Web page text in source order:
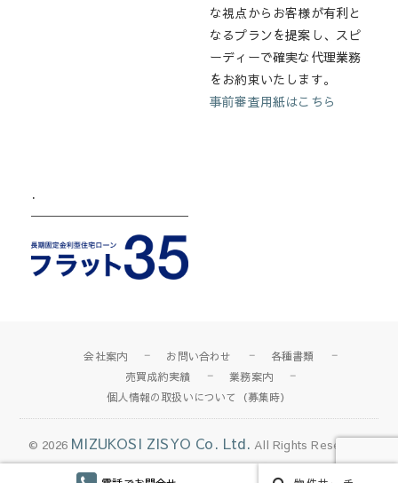
な視点からお客様が有利と
なるプランを提案し、スピ
ーディーで確実な代理業務
をお約束いたします。
事前審査用紙はこちら
.
会社案内 お問い合わせ
各種書類
売買成約実績
業務案内
個人情報の取扱いについて（募集時）
© 2026 MIZUKOSI ZISYO Co. Ltd. All Rights Reserved.